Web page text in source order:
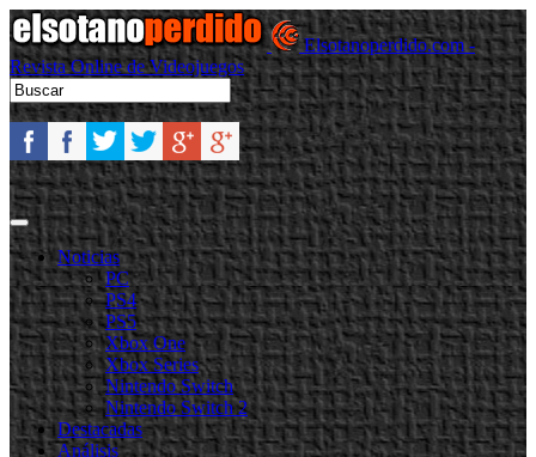
Elsotanoperdido.com -
Revista Online de Videojuegos
Noticias
PC
PS4
PS5
Xbox One
Xbox Series
Nintendo Switch
Nintendo Switch 2
Destacadas
Análisis